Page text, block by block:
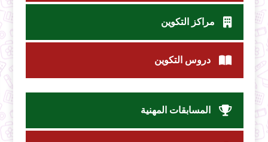
مراكز التكوين
دروس التكوين
المسابقات المهنية